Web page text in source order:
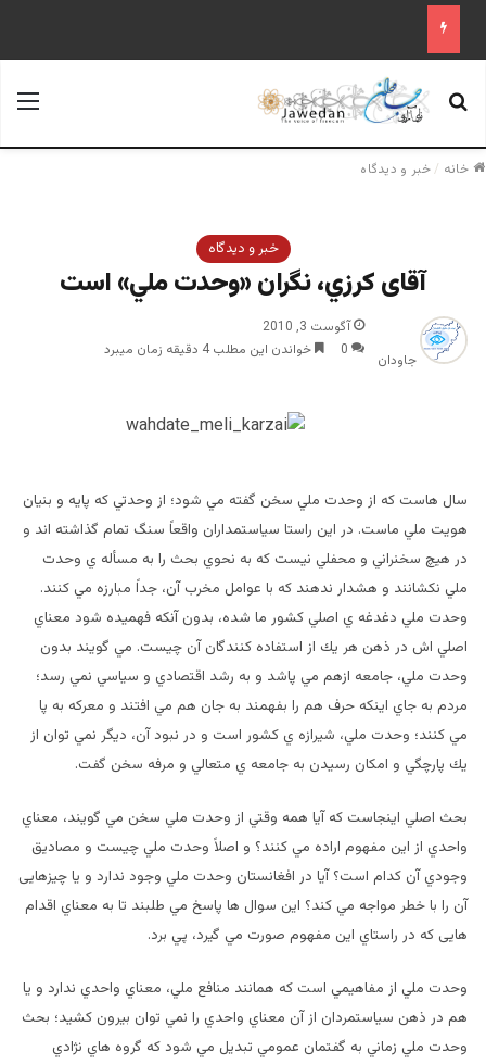
جستجو برای
خانه /خبر و دیدگاه
خبر و دیدگاه
آقای كرزي، نگران «وحدت ملي» است
جاودان
آگوست 3, 2010
0
خواندن این مطلب 4 دقیقه زمان میبرد
سال هاست كه از وحدت ملي سخن گفته مي شود؛ از وحدتي كه پايه و بنيان
هويت ملي ماست. در اين راستا سياستمداران واقعاً سنگ تمام گذاشته اند و
در هيچ سخنراني و محفلي نيست كه به نحوي بحث را به مسأله ي وحدت
ملي نكشانند و هشدار ندهند كه با عوامل مخرب آن، جداً مبارزه مي كنند.
وحدت ملي دغدغه ي اصلي كشور ما شده، بدون آنكه فهميده شود معناي
اصلي اش در ذهن هر يك از استفاده كنندگان آن چيست. مي گويند بدون
وحدت ملي، جامعه ازهم مي پاشد و به رشد اقتصادي و سياسي نمي رسد؛
مردم به جاي اينكه حرف هم را بفهمند به جان هم مي افتند و معرکه به پا
مي كنند؛ وحدت ملي، شيرازه ي كشور است و در نبود آن، ديگر نمي توان از
يك پارچگي و امكان رسيدن به جامعه ي متعالي و مرفه سخن گفت.
بحث اصلي اينجاست كه آيا همه وقتي از وحدت ملي سخن مي گويند، معناي
واحدي از اين مفهوم اراده مي كنند؟ و اصلاً وحدت ملي چيست و مصاديق
وجودي آن كدام است؟ آيا در افغانستان وحدت ملي وجود ندارد و يا چيزهايی
آن را با خطر مواجه مي كند؟ اين سوال ها پاسخ مي طلبند تا به معناي اقدام
هايی كه در راستاي اين مفهوم صورت مي گيرد، پي برد.
وحدت ملي از مفاهيمي است كه همانند منافع ملي، معناي واحدي ندارد و يا
هم در ذهن سياستمردان از آن معناي واحدي را نمي توان بيرون كشيد؛ بحث
وحدت ملي زماني به گفتمان عمومي تبديل مي شود كه گروه هاي نژادي